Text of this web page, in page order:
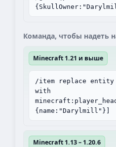
Команда, чтобы надеть
Minecraft 1.21 и выше
/item replace entity
with
{name:"Darylmill"}]
Minecraft 1.13 – 1.20.6